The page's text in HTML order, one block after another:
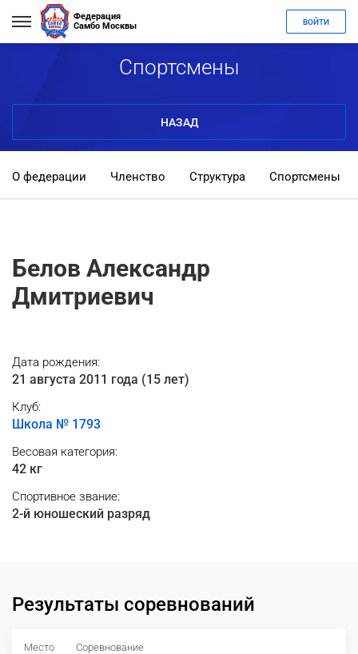
Федерация
Самбо Москвы
ВОЙТИ
Спортсмены
НАЗАД
О федерации Членство Структура Спортсмены
Белов Александр
Дмитриевич
Дата рождения:
21 августа 2011 года (15 лет)
Клуб:
Школа № 1793
Весовая категория:
42 кг
Спортивное звание:
2-й юношеский разряд
Результаты соревнований
Место Соревнование